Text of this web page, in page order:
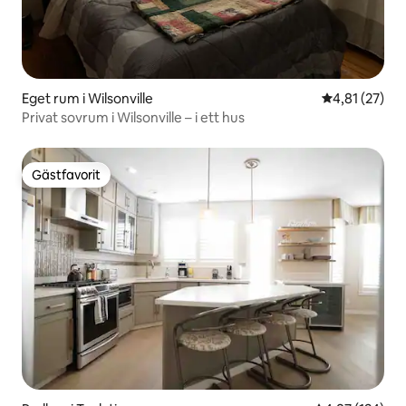
Eget rum i Wilsonville 4,81 av 5 i
4,81 (27)
Privat sovrum i Wilsonville – i ett hus
Gästfavorit
Gästfavorit